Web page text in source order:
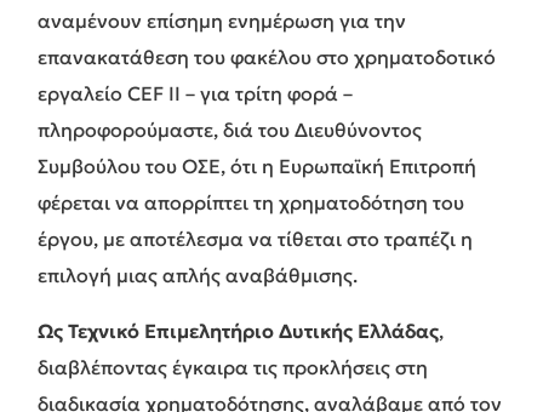
αναμένουν επίσημη ενημέρωση για την
επανακατάθεση του φακέλου στο χρηματοδοτικό
εργαλείο CEF II – για τρίτη φορά –
πληροφορούμαστε, διά του Διευθύνοντος
Συμβούλου του ΟΣΕ, ότι η Ευρωπαϊκή Επιτροπή
φέρεται να απορρίπτει τη χρηματοδότηση του
έργου, με αποτέλεσμα να τίθεται στο τραπέζι η
επιλογή μιας απλής αναβάθμισης.
Ως Τεχνικό Επιμελητήριο Δυτικής Ελλάδας,
διαβλέποντας έγκαιρα τις προκλήσεις στη
διαδικασία χρηματοδότησης, αναλάβαμε από τον